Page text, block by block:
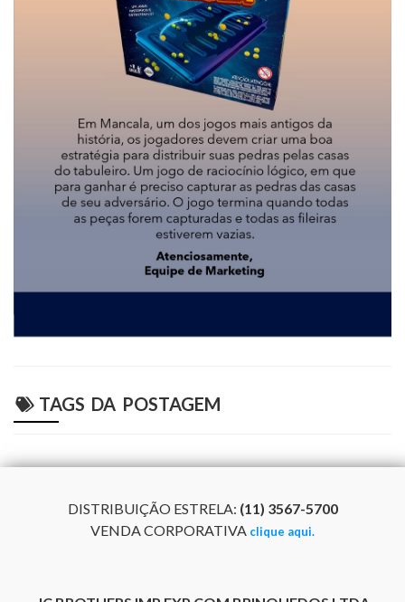
TAGS DA POSTAGEM
DISTRIBUIÇÃO ESTRELA: (11) 3567-5700
VENDA CORPORATIVA clique aqui.